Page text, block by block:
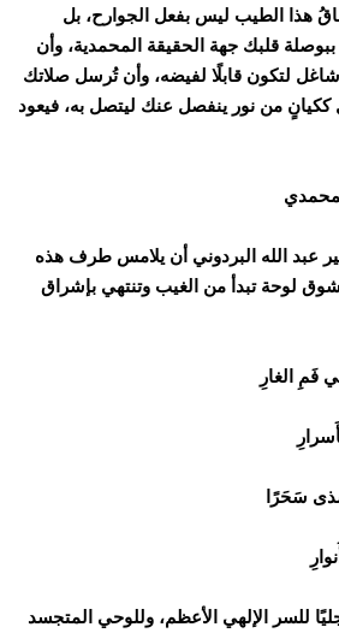
هذا الطيب ليس بفعل الجوارح، بل
ببوصلة قلبك جهة الحقيقة المحمدية، وأن
لتكون قابلًا لفيضه، وأن تُرسل صلاتك
من نور ينفصل عنك ليتصل به، فيعود
عبد الله البردوني أن يلامس طرف هذه
لوحة تبدأ من الغيب وتنتهي بإشراق
الغارِ
سَحَرًا
للسر الإلهي الأعظم، وللوحي المتجسد